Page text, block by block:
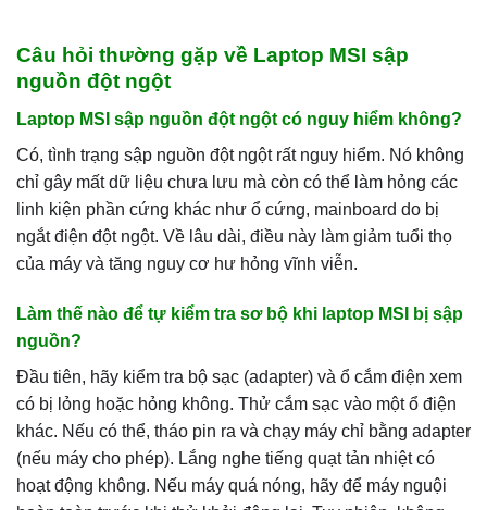
Câu hỏi thường gặp về Laptop MSI sập
nguồn đột ngột
Laptop MSI sập nguồn đột ngột có nguy hiểm không?
Có, tình trạng sập nguồn đột ngột rất nguy hiểm. Nó không
chỉ gây mất dữ liệu chưa lưu mà còn có thể làm hỏng các
linh kiện phần cứng khác như ổ cứng, mainboard do bị
ngắt điện đột ngột. Về lâu dài, điều này làm giảm tuổi thọ
của máy và tăng nguy cơ hư hỏng vĩnh viễn.
Làm thế nào để tự kiểm tra sơ bộ khi laptop MSI bị sập
nguồn?
Đầu tiên, hãy kiểm tra bộ sạc (adapter) và ổ cắm điện xem
có bị lỏng hoặc hỏng không. Thử cắm sạc vào một ổ điện
khác. Nếu có thể, tháo pin ra và chạy máy chỉ bằng adapter
(nếu máy cho phép). Lắng nghe tiếng quạt tản nhiệt có
hoạt động không. Nếu máy quá nóng, hãy để máy nguội